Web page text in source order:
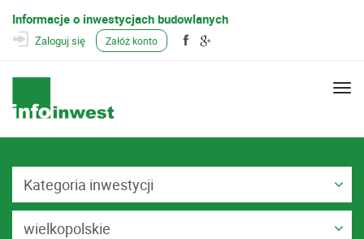
Informacje o inwestycjach budowlanych
Zaloguj się Załóż konto
Kategoria inwestycji
wielkopolskie